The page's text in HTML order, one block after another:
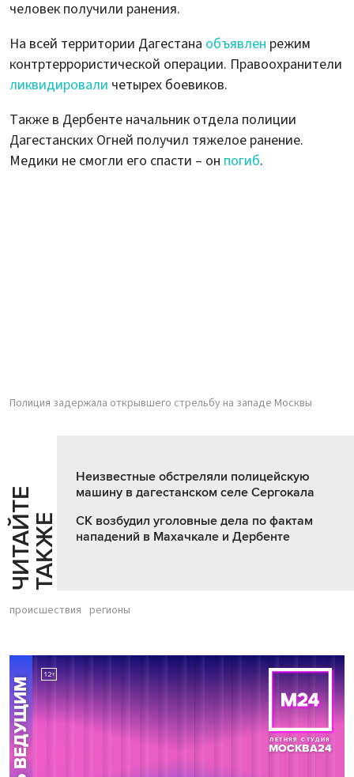
человек получили ранения.
На всей территории Дагестана объявлен режим
контртеррористической операции. Правоохранители
ликвидировали четырех боевиков.
Также в Дербенте начальник отдела полиции
Дагестанских Огней получил тяжелое ранение.
Медики не смогли его спасти – он погиб.
Полиция задержала открывшего стрельбу на западе Москвы
Ч
И
Т
АЙ
Т
Е
Т
А
К
ЖЕ
Неизвестные обстреляли полицейскую
машину в дагестанском селе Сергокала
СК возбудил уголовные дела по фактам
нападений в Махачкале и Дербенте
происшествия регионы